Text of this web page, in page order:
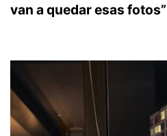
van a quedar esas fotos”